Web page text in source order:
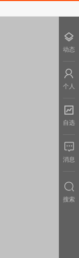
动态
个人
自选
消息
搜索